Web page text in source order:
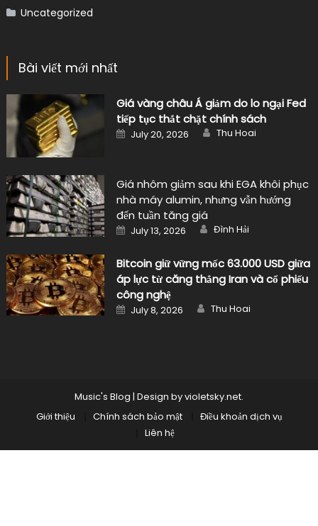
Uncategorized
Bài viết mới nhất
Giá vàng châu Á giảm do lo ngại Fed
tiếp tục thắt chặt chính sách
Posted
on
July 20, 2026 Author
Thu Hoai
Giá nhôm giảm sau khi EGA khôi phục
nhà máy alumin, nhưng vẫn hướng
đến tuần tăng giá
Posted
on
July 13, 2026 Author
Đình Hải
Bitcoin giữ vững mốc 63.000 USD giữa
áp lực từ căng thẳng Iran và cổ phiếu
công nghệ
Posted
on
July 8, 2026 Author
Thu Hoai
Music's Blog | Design byvioletsky.net.
Giới thiệu
Chính sách bảo mật
Điều khoản dịch vụ
Liên hệ